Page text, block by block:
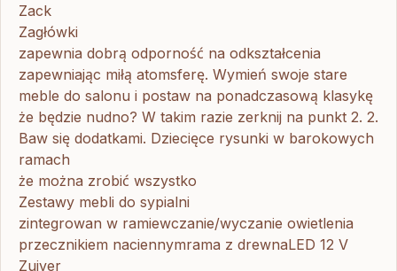
Zack
Zagłówki
zapewnia dobrą odporność na odkształcenia
zapewniając miłą atomsferę. Wymień swoje stare
meble do salonu i postaw na ponadczasową klasykę
że będzie nudno? W takim razie zerknij na punkt 2. 2.
Baw się dodatkami. Dziecięce rysunki w barokowych
ramach
że można zrobić wszystko
Zestawy mebli do sypialni
zintegrowan w ramiewczanie/wyczanie owietlenia
przecznikiem naciennymrama z drewnaLED 12 V
Zuiver